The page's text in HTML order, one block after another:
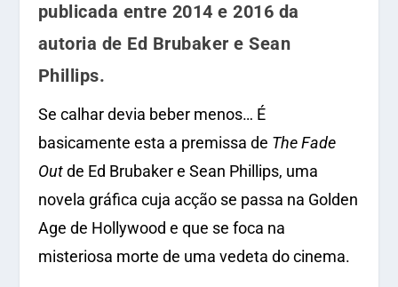
publicada entre 2014 e 2016 da
autoria de Ed Brubaker e Sean
Phillips.
Se calhar devia beber menos… É
basicamente esta a premissa de The Fade
Outde Ed Brubaker e Sean Phillips, uma
novela gráfica cuja acção se passa na Golden
Age de Hollywood e que se foca na
misteriosa morte de uma vedeta do cinema.